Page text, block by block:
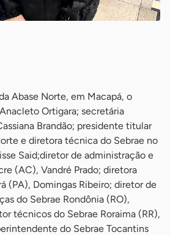
Abase Norte, em Macapá, o
Ortigara; secretária
Brandão; presidente titular
e diretora técnica do Sebrae no
Said;diretor de administração e
(AC), Vandré Prado; diretora
(PA), Domingas Ribeiro; diretor de
do Sebrae Rondônia (RO),
técnicos do Sebrae Roraima (RR),
do Sebrae Tocantins